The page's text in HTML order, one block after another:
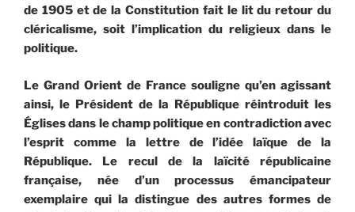
de 1905 et de la Constitution fait le lit du retour du
cléricalisme, soit l’implication du religieux dans le
politique.
Le Grand Orient de France souligne qu’en agissant
ainsi, le Président de la République réintroduit les
Églises dans le champ politique en contradiction avec
l’esprit comme la lettre de l’idée laïque de la
République. Le recul de la laïcité républicaine
française, née d’un processus émancipateur
exemplaire qui la distingue des autres formes de